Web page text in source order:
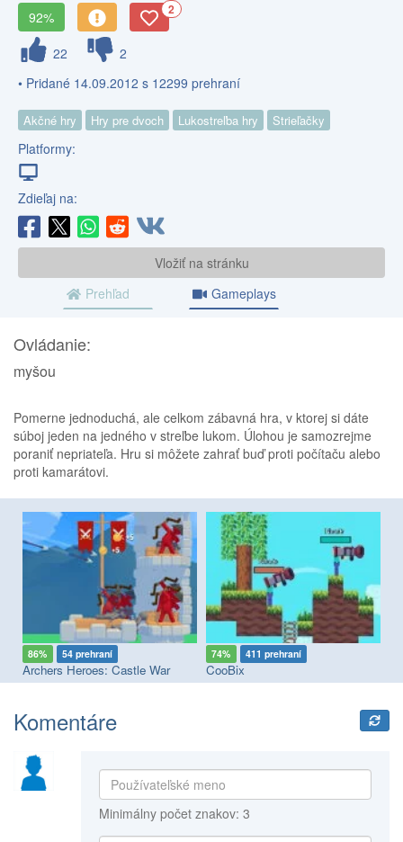
92% 2
22
2
• Pridané 14.09.2012 s 12299 prehraní
Akčné hry Hry pre dvoch Lukostreľba hry Strieľačky
Platformy:
Zdieľaj na:
Vložiť na stránku
Prehľad
Gameplays
Ovládanie:
myšou
Pomerne jednoduchá, ale celkom zábavná hra, v ktorej si dáte
súboj jeden na jedného v streľbe lukom. Úlohou je samozrejme
poraniť nepriateľa. Hru si môžete zahrať buď proti počítaču alebo
proti kamarátovi.
86% 54 prehraní
Archers Heroes: Castle War
74% 411 prehraní
CooBix
Komentáre
Minimálny počet znakov: 3